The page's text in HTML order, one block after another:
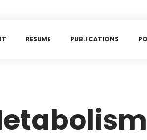
T RESUME PUBLICATIONS PO